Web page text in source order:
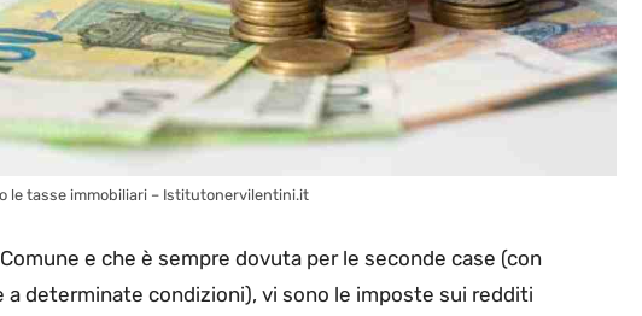
le tasse immobiliari – Istitutonervilentini.it
e che è sempre dovuta per le seconde case (con
a determinate condizioni), vi sono le imposte sui redditi